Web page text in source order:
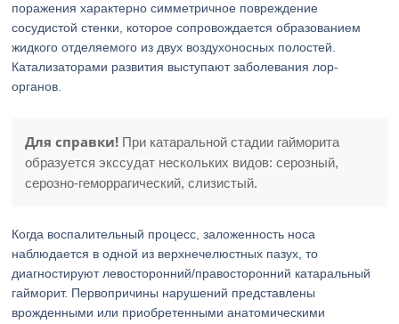
поражения характерно симметричное повреждение
сосудистой стенки, которое сопровождается образованием
жидкого отделяемого из двух воздухоносных полостей.
Катализаторами развития выступают заболевания лор-
органов.
Для справки! При катаральной стадии гайморита
образуется экссудат нескольких видов: серозный,
серозно-геморрагический, слизистый.
Когда воспалительный процесс, заложенность носа
наблюдается в одной из верхнечелюстных пазух, то
диагностируют левосторонний/правосторонний катаральный
гайморит. Первопричины нарушений представлены
врожденными или приобретенными анатомическими